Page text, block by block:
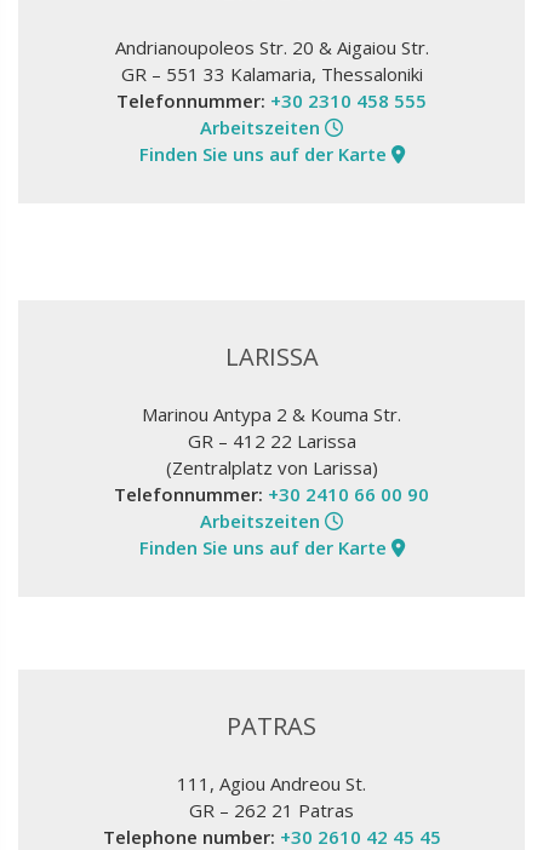
Andrianoupoleos Str. 20 & Aigaiou Str.
GR – 551 33 Kalamaria, Thessaloniki
Telefonnummer: +30 2310 458 555
Arbeitszeiten
Finden Sie uns auf der Karte
LARISSA
Marinou Antypa 2 & Kouma Str.
GR – 412 22 Larissa
(Zentralplatz von Larissa)
Telefonnummer: +30 2410 66 00 90
Arbeitszeiten
Finden Sie uns auf der Karte
PATRAS
111, Agiou Andreou St.
GR – 262 21 Patras
Telephone number: +30 2610 42 45 45